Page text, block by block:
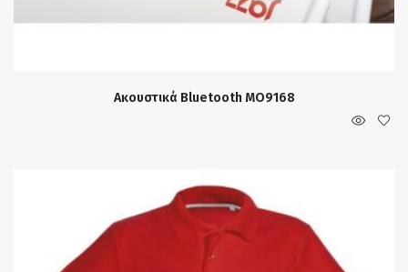
Ακουστικά Bluetooth MO9168